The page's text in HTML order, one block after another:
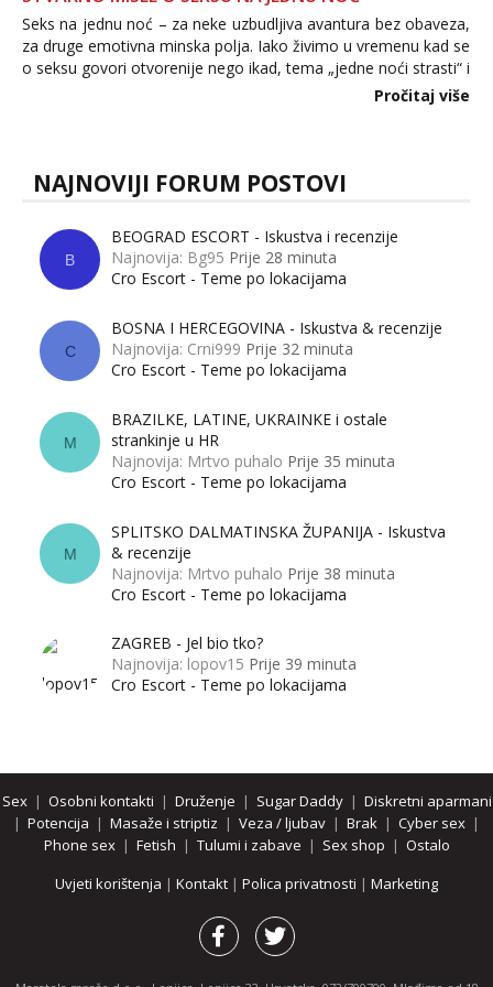
Seks na jednu noć – za neke uzbudljiva avantura bez obaveza,
za druge emotivna minska polja. Iako živimo u vremenu kad se
o seksu govori otvorenije nego ikad, tema „jedne noći strasti“ i
dalje izaziva burne rasprave. Što zapravo misle žene, a što
Pročitaj više
NAJNOVIJI FORUM POSTOVI
B
BEOGRAD ESCORT - Iskustva i recenzije
Najnovija: Bg95 Prije 28 minuta
Cro Escort - Teme po lokacijama
C
BOSNA I HERCEGOVINA - Iskustva & recenzije
Najnovija: Crni999 Prije 32 minuta
Cro Escort - Teme po lokacijama
M
BRAZILKE, LATINE, UKRAINKE i ostale
strankinje u HR
Najnovija: Mrtvo puhalo Prije 35 minuta
Cro Escort - Teme po lokacijama
M
SPLITSKO DALMATINSKA ŽUPANIJA - Iskustva
& recenzije
Najnovija: Mrtvo puhalo Prije 38 minuta
Cro Escort - Teme po lokacijama
ZAGREB - Jel bio tko?
Najnovija: lopov15 Prije 39 minuta
Cro Escort - Teme po lokacijama
Sex| Osobni kontakti | Druženje | Sugar Daddy| Diskretni aparmani
| Potencija | Masaže i striptiz | Veza / ljubav | Brak | Cyber sex |
Phone sex| Fetish | Tulumi i zabave | Sex shop | Ostalo
Uvjeti korištenja | Kontakt | Polica privatnosti | Marketing